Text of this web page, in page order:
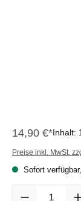
14,90 €*Inhalt:
Preise inkl. MwSt.
Sofort
Produkt Anzahl: